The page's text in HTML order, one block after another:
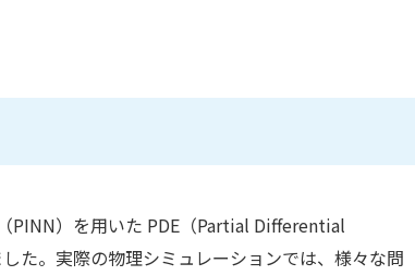
）を用いた PDE（Partial Differential
た。実際の物理シミュレーションでは、様々な問